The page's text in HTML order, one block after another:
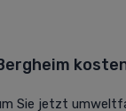
Sie jetzt